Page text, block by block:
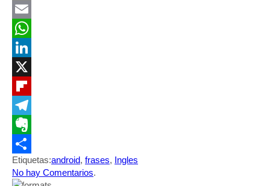
Mastodon
Email
WhatsApp
LinkedIn
Flipboard
Telegram
Evernote
Compartir
Etiquetas:android, frases, Ingles
No hay Comentarios.